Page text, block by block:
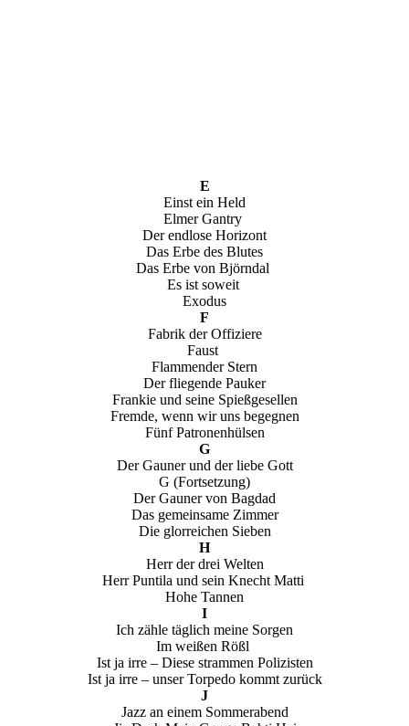
E
Einst ein Held
Elmer Gantry
Der endlose Horizont
Das Erbe des Blutes
Das Erbe von Björndal
Es ist soweit
Exodus
F
Fabrik der Offiziere
Faust
Flammender Stern
Der fliegende Pauker
Frankie und seine Spießgesellen
Fremde, wenn wir uns begegnen
Fünf Patronenhülsen
G
Der Gauner und der liebe Gott
G (Fortsetzung)
Der Gauner von Bagdad
Das gemeinsame Zimmer
Die glorreichen Sieben
H
Herr der drei Welten
Herr Puntila und sein Knecht Matti
Hohe Tannen
I
Ich zähle täglich meine Sorgen
Im weißen Rößl
Ist ja irre – Diese strammen Polizisten
Ist ja irre – unser Torpedo kommt zurück
J
Jazz an einem Sommerabend